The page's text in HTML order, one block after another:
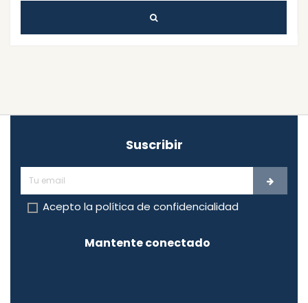
Suscribir
Acepto la política de confidencialidad
Mantente conectado